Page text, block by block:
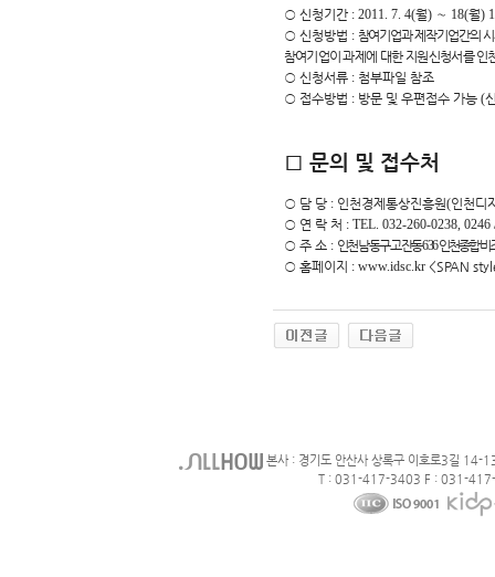
○ 신청기간 : 2011. 7. 4(월) ∼ 18(월)
○ 신청방법 : 참여기업과 제작기업간의
참여기업이 과제에 대한 지원신청서를 인
○ 신청서류 : 첨부파일 참조
○ 접수방법 : 방문 및 우편접수 가능 (
□ 문의 및 접수처
○ 담 당 : 인천경제통상진흥원(인천디
○ 연 락 처 : TEL. 032-260-0238,
○ 주 소 : 인천 남동구 고잔동636인천종합비
○ 홈페이지 : www.idsc.kr <SPAN
본사 : 경기도 안산사 상록구 이호로3길 14-
T : 031-417-3403 F : 031-